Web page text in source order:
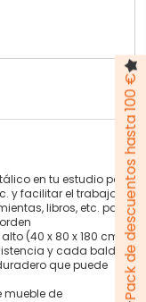
en tu estudio para
y facilitar el trabajo y
libros, etc. para
(40 x 80 x 180 cm)
y cada balda
que puede
mueble de
Pack de descuentos hasta 100 €